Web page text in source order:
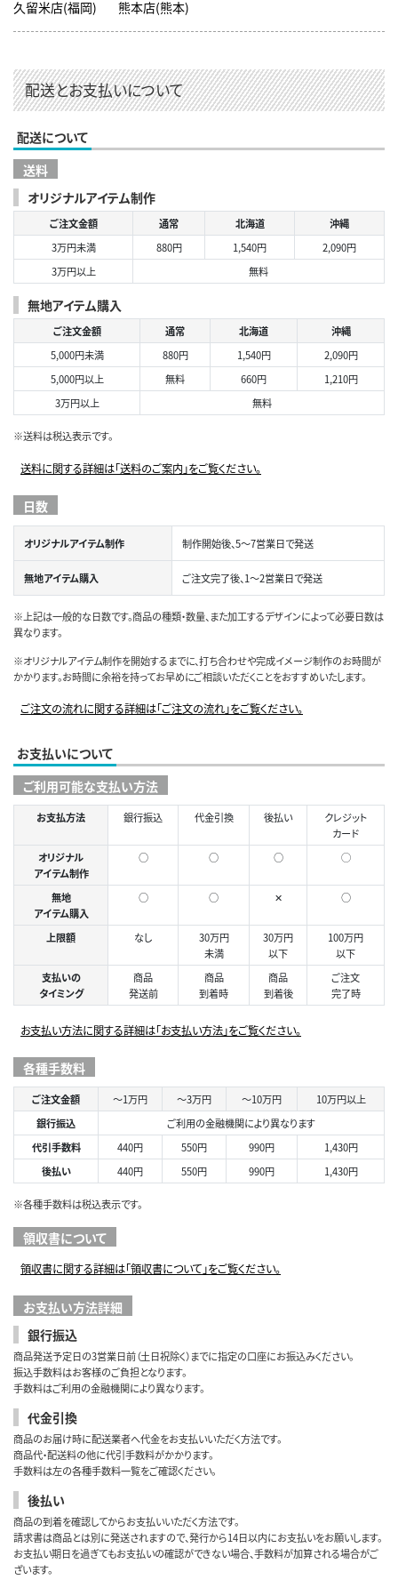
久留米店(福岡) 熊本店(熊本)
配送とお支払いについて
配送について
送料
オリジナルアイテム制作
ご注文金額 通常 北海道
沖縄
3万円未満
880円 1,540円
2,090円
3万円以上
無料
無地アイテム購入
ご注文金額 通常 北海道
沖縄
5,000円未満
880円 1,540円
2,090円
5,000円以上
無料 660円
1,210円
3万円以上
無料
※送料は税込表示です。
送料に関する詳細は「送料のご案内」をご覧ください。
日数
オリジナルアイテム制作 制作開始後、5～7営業日で発送
無地アイテム購入 ご注文完了後、1～2営業日で発送
※上記は一般的な日数です。商品の種類・数量、また加工するデザインによって必要日数は
異なります。
※オリジナルアイテム制作を開始するまでに、打ち合わせや完成イメージ制作のお時間が
かかります。お時間に余裕を持ってお早めにご相談いただくことをおすすめいたします。
ご注文の流れに関する詳細は「ご注文の流れ」をご覧ください。
お支払いについて
ご利用可能な支払い方法
お支払方法 銀行振込 代金引換 後払い
クレジット
カード
オリジナル
アイテム制作
○ ○ ○ ◯
無地
アイテム購入
○ ○ ✕ ○
上限額 なし
30万円
未満
30万円
以下
100万円
以下
支払いの
タイミング
商品
発送前
商品
到着時
商品
到着後
ご注文
完了時
お支払い方法に関する詳細は「お支払い方法」をご覧ください。
各種手数料
ご注文金額 ～1万円 ～3万円 ～10万円
10万円以上
銀行振込
ご利用の金融機関により異なります
代引手数料
440円 550円 990円
1,430円
後払い
440円 550円 990円 1,430円
※各種手数料は税込表示です。
領収書について
領収書に関する詳細は「領収書について」をご覧ください。
お支払い方法詳細
銀行振込
商品発送予定日の3営業日前（土日祝除く）までに指定の口座にお振込みください。
振込手数料はお客様のご負担となります。
手数料はご利用の金融機関により異なります。
代金引換
商品のお届け時に配送業者へ代金をお支払いいただく方法です。
商品代・配送料の他に代引手数料がかかります。
手数料は左の各種手数料一覧をご確認ください。
後払い
商品の到着を確認してからお支払いいただく方法です。
請求書は商品とは別に発送されますので、発行から14日以内にお支払いをお願いします。
お支払い期日を過ぎてもお支払いの確認ができない場合、手数料が加算される場合がご
ざいます。